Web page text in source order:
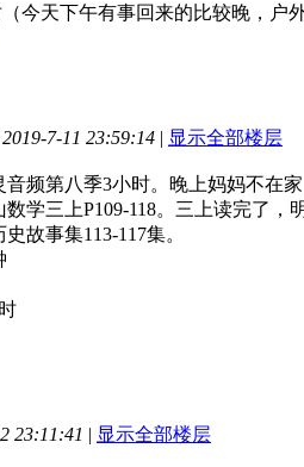
今天下午有事回来的比较晚，户
7-11 23:59:14 | 显示全部楼层
音频第八季3小时。晚上妈妈不在
学三上P109-118。三上读完了，
故事集113-117集。
23:11:41 | 显示全部楼层